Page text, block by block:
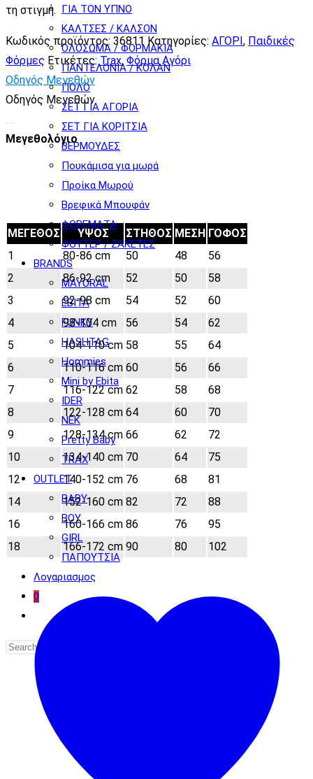
ΓΙΑ ΤΟΝ ΥΠΝΟ
ΚΑΛΤΣΕΣ / ΚΑΛΣΟΝ
ΟΛΟΣΩΜΑ / ΦΟΡΜΑΚΙΑ
ΠΑΝΤΕΛΟΝΙΑ / ΚΟΛΑΝ
ΠΟΛΟ
ΣΕΤ ΓΙΑ ΑΓΟΡΙΑ
ΣΕΤ ΓΙΑ ΚΟΡΙΤΣΙΑ
ΒΕΡΜΟΥΔΕΣ
Πουκάμισα για μωρά
Προίκα Μωρού
Βρεφικά Μπουφάν
ΦΟΡΕΜΑΤΑ
ΦΟΥΤΕΡ / ΖΑΚΕΤΕΣ
BRANDS
MAYORAL
EBITA
FUNKY
HASHTAG
Hommies
Mini by Ebita
IDER
NEK
Pretty Baby
TRAX
OUTLET
BABY
BOY
GIRL
ΠΑΠΟΥΤΣΙΑ
Λογαριασμος
0
Toggle
website
search
τη στιγμή.
Κωδικός προϊόντος: 36811 Κατηγορίες: ΑΓΟΡΙ, Παιδικές
Φόρμες Ετικέτες:Trax, Φόρμα Αγόρι
Οδηγός Μεγεθών
Οδηγός Μεγεθών
Μεγεθολόγιο
ΜΕΓΕΘΟΣ ΥΨΟΣ ΣΤΗΘΟΣ ΜΕΣΗ ΓΟΦΟΣ
1
80-86 cm 50 48
56
2
86-92 cm 52 50
58
3
92-98 cm 54 52
60
4
98-104 cm 56 54
62
5
104-110 cm 58 55
64
6
110-116 cm 60 56
66
7
116-122 cm 62 58
68
8
122-128 cm 64 60
70
9
128-134 cm 66 62
72
10
134-140 cm 70 64
75
12
140-152 cm 76 68
81
14
152-160 cm 82 72
88
16
160-166 cm 86 76
95
18
166-172 cm 90 80 102